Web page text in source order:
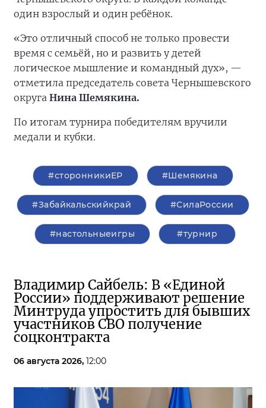
один взрослый и один ребёнок.
«Это отличный способ не только провести
время с семьёй, но и развить у детей
логическое мышление и командный дух», —
отметила председатель совета Чернышевского
округа Нина Шемякина.
По итогам турнира победителям вручили
медали и кубки.
#сторонникиЕР #Шемякина
#Забайкальскийкрай #СилаРоссии
#настольныеигры #турнир
Владимир Сайбель: В «Единой
России» поддерживают решение
Минтруда упростить для бывших
участников СВО получение
соцконтракта
06 августа 2026, 12:00